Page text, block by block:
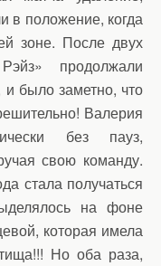
в положение, когда
зоне. После двух
продолжали
было заметно, что
Валерия
без пауз,
свою команду.
стала получаться
на фоне
которая имела
Но оба раза,